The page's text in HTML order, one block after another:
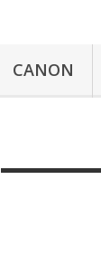
CANON